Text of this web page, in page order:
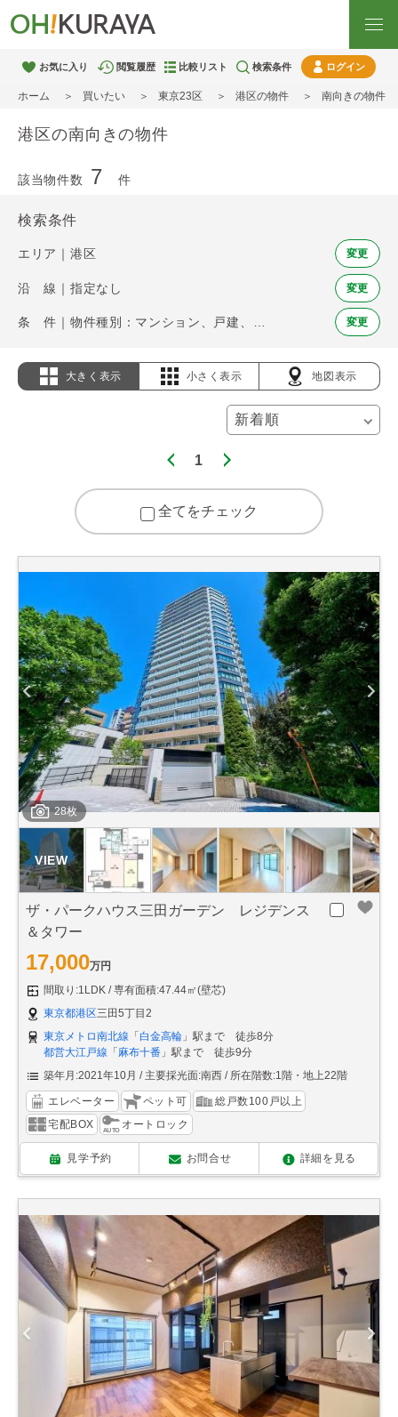
お気に入り 閲覧履歴 比較リスト 検索条件 ログイン
ホーム 買いたい 東京23区 港区の物件 南向きの物件
港区の南向きの物件
該当物件数 7 件
検索条件
エリア｜港区 変更
沿 線｜指定なし 変更
変更
大きく表示 小さく表示 地図表示
1
全てをチェック
28枚
ザ・パークハウス三田ガーデン レジデンス
＆タワー
17,000万円
間取り:1LDK
専有面積:47.44㎡(壁芯)
東京都港区三田5丁目2
東京メトロ南北線 「 白金高輪 」駅まで 徒歩8分
都営大江戸線 「 麻布十番 」駅まで 徒歩9分
築年月:2021年10月
主要採光面:南西 所在階数:1階・地上22階
エレベーター ペット可
総戸数100戸以上
宅配BOX
オートロック
見学予約 お問合せ 詳細を見る